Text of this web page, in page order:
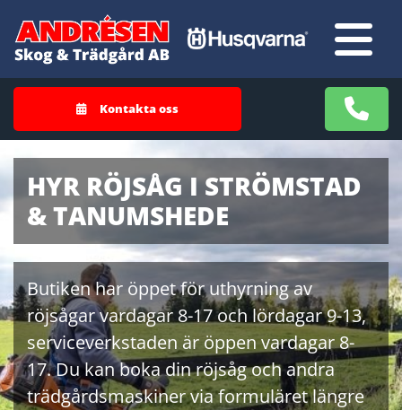
Kontakta oss
HYR RÖJSÅG I STRÖMSTAD
& TANUMSHEDE
Butiken har öppet för uthyrning av
röjsågar vardagar 8-17 och lördagar 9-13,
serviceverkstaden är öppen vardagar 8-
17. Du kan boka din röjsåg och andra
trädgårdsmaskiner via formuläret längre